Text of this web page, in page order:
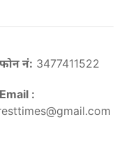
फोन नं: 3477411522
Email :